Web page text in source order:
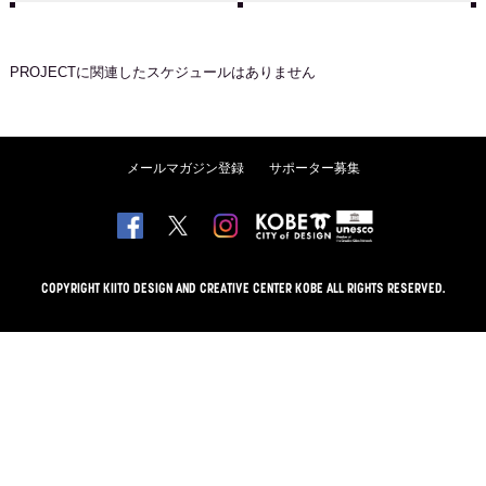
PROJECTに関連したスケジュールはありません
メールマガジン登録 サポーター募集
COPYRIGHT KIITO DESIGN AND CREATIVE CENTER KOBE ALL RIGHTS RESERVED.